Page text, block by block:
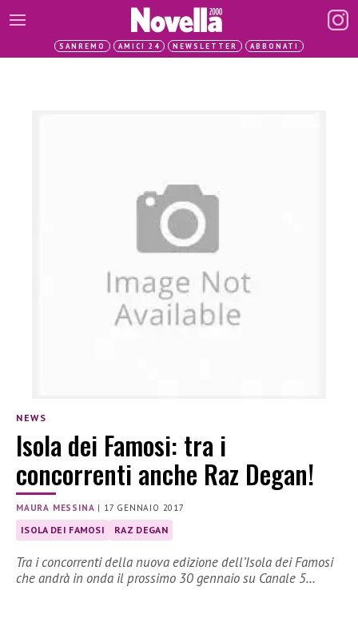
SANREMO AMICI 24 NEWSLETTER ABBONATI
NEWS
Isola dei Famosi: tra i
concorrenti anche Raz Degan!
MAURA MESSINA | 17 GENNAIO 2017
ISOLA DEI FAMOSI RAZ DEGAN
Tra i concorrenti della nuova edizione dell’Isola dei Famosi
che andrà in onda il prossimo 30 gennaio su Canale 5…